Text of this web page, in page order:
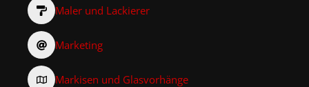
Maler und Lackierer
Marketing
Markisen und Glasvorhänge